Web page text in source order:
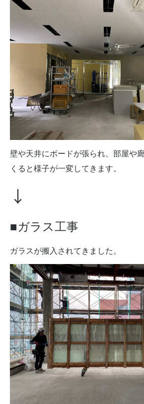
壁や天井にボードが張られ、部屋や
くると様子が一変してきます。
↓
■ガラス工事
ガラスが搬入されてきました。